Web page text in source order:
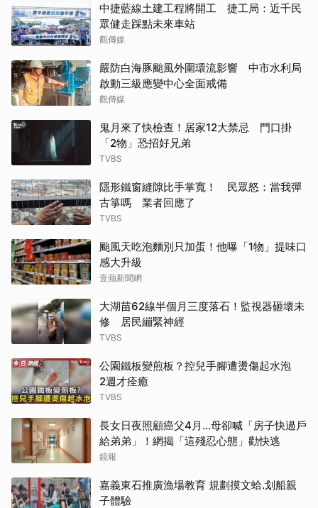
中捷藍線土建工程將開工 捷工局：近千民
眾健走踩點未來車站
觀傳媒
嚴防白海豚颱風外圍環流影響 中市水利局
啟動三級應變中心全面戒備
觀傳媒
鬼月來了快檢查！居家12大禁忌 門口掛
「2物」恐招好兄弟
TVBS
隱形鐵窗縫隙比手掌寬！ 民眾怒：當我彈
古箏嗎 業者回應了
TVBS
颱風天吃泡麵別只加蛋！他曝「1物」提味口
感大升級
壹蘋新聞網
大湖苗62線半個月三度落石！監視器砸壞未
修 居民繃緊神經
TVBS
公園鐵板變煎板？控兒手腳遭燙傷起水泡
2週才痊癒
TVBS
長女日夜照顧癌父4月…母卻喊「房子快過戶
給弟弟」！網揭「這殘忍心態」勸快逃
鏡報
嘉義東石推廣漁場教育 規劃摸文蛤.划船親
子體驗